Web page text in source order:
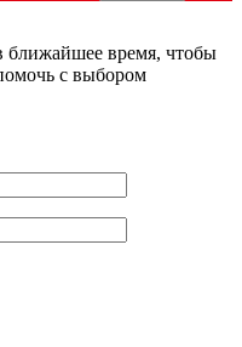
ближайшее время, чтобы
с выбором